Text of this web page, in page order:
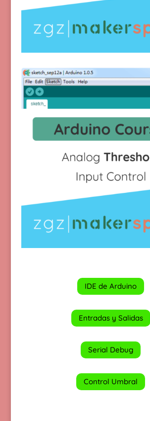
IDE de Arduino
Entradas y Salidas
Serial Debug
Control Umbral